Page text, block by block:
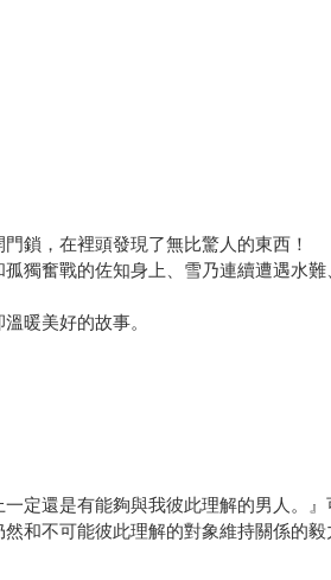
鎖，在裡頭發現了無比驚人的東西！
獨奮戰的佐知身上、雪乃連續遭遇水
暖美好的故事。
定還是有能夠與我彼此理解的男人。
和不可能彼此理解的對象維持關係